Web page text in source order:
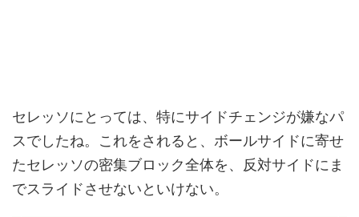
セレッソにとっては、特にサイドチェンジが嫌なパ
スでしたね。これをされると、ボールサイドに寄せ
たセレッソの密集ブロック全体を、反対サイドにま
でスライドさせないといけない。